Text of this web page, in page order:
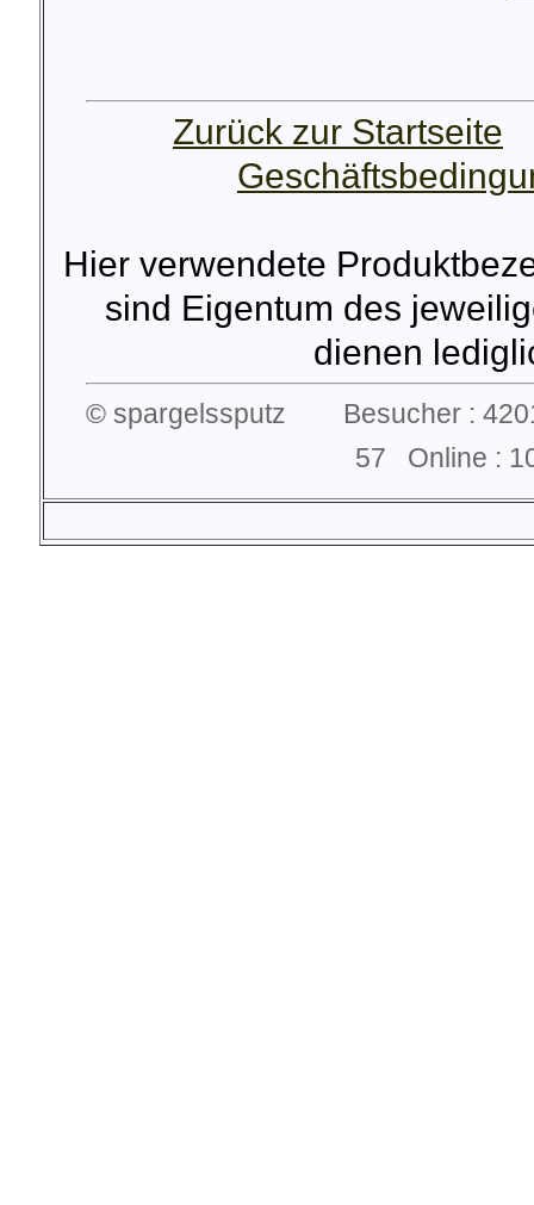
Zurück zur Startseite
Hier verwendete
sind Eigentum des
dienen
© spargelssputz Besucher :
57 Online :